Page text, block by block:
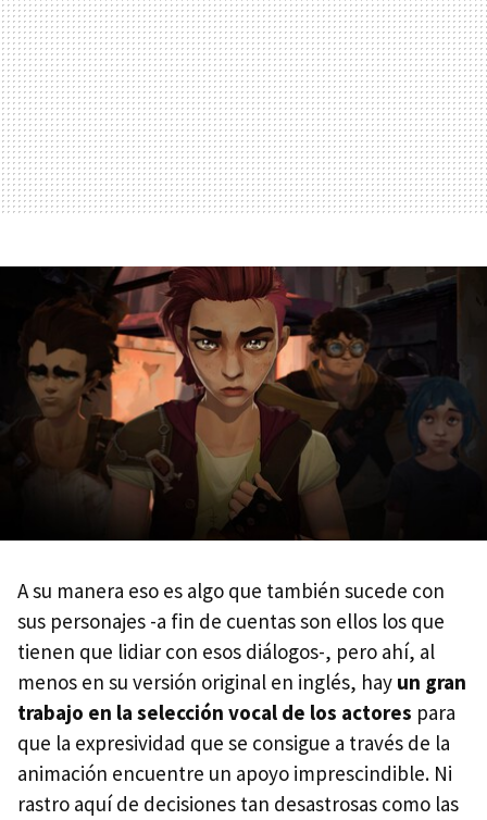
A su manera eso es algo que también sucede con
sus personajes -a fin de cuentas son ellos los que
tienen que lidiar con esos diálogos-, pero ahí, al
menos en su versión original en inglés, hay un gran
trabajo en la selección vocal de los actores para
que la expresividad que se consigue a través de la
animación encuentre un apoyo imprescindible. Ni
rastro aquí de decisiones tan desastrosas como las